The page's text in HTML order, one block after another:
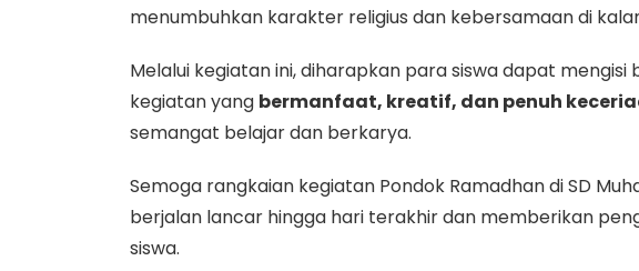
menumbuhkan karakter religius dan kebersamaandi
Melalui kegiatanini,diharapkan parasiswadapat mengisi
kegiatanyang bermanfaat, kreatif, dan penuh
semangat belajardan berkarya.
Semoga rangkaian kegiatan Pondok RamadhandiSD
berjalan lancar hingga hari terakhirdan memberikan
siswa.